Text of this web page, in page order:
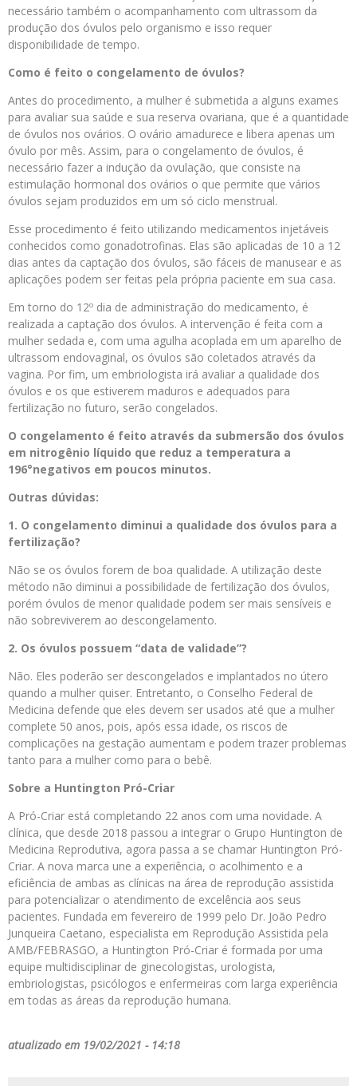
necessário também o acompanhamento com ultrassom da
produção dos óvulos pelo organismo e isso requer
disponibilidade de tempo.
Como é feito o congelamento de óvulos?
Antes do procedimento, a mulher é submetida a alguns exames
para avaliar sua saúde e sua reserva ovariana, que é a quantidade
de óvulos nos ovários. O ovário amadurece e libera apenas um
óvulo por mês. Assim, para o congelamento de óvulos, é
necessário fazer a indução da ovulação, que consiste na
estimulação hormonal dos ovários o que permite que vários
óvulos sejam produzidos em um só ciclo menstrual.
Esse procedimento é feito utilizando medicamentos injetáveis
conhecidos como gonadotrofinas. Elas são aplicadas de 10 a 12
dias antes da captação dos óvulos, são fáceis de manusear e as
aplicações podem ser feitas pela própria paciente em sua casa.
Em torno do 12º dia de administração do medicamento, é
realizada a captação dos óvulos. A intervenção é feita com a
mulher sedada e, com uma agulha acoplada em um aparelho de
ultrassom endovaginal, os óvulos são coletados através da
vagina. Por fim, um embriologista irá avaliar a qualidade dos
óvulos e os que estiverem maduros e adequados para
fertilização no futuro, serão congelados.
O congelamento é feito através da submersão dos óvulos
em nitrogênio líquido que reduz a temperatura a
196°negativos em poucos minutos.
Outras dúvidas:
1. O congelamento diminui a qualidade dos óvulos para a
fertilização?
Não se os óvulos forem de boa qualidade. A utilização deste
método não diminui a possibilidade de fertilização dos óvulos,
porém óvulos de menor qualidade podem ser mais sensíveis e
não sobreviverem ao descongelamento.
2. Os óvulos possuem “data de validade”?
Não. Eles poderão ser descongelados e implantados no útero
quando a mulher quiser. Entretanto, o Conselho Federal de
Medicina defende que eles devem ser usados até que a mulher
complete 50 anos, pois, após essa idade, os riscos de
complicações na gestação aumentam e podem trazer problemas
tanto para a mulher como para o bebê.
Sobre a Huntington Pró-Criar
A Pró-Criar está completando 22 anos com uma novidade. A
clínica, que desde 2018 passou a integrar o Grupo Huntington de
Medicina Reprodutiva, agora passa a se chamar Huntington Pró-
Criar. A nova marca une a experiência, o acolhimento e a
eficiência de ambas as clínicas na área de reprodução assistida
para potencializar o atendimento de excelência aos seus
pacientes. Fundada em fevereiro de 1999 pelo Dr. João Pedro
Junqueira Caetano, especialista em Reprodução Assistida pela
AMB/FEBRASGO, a Huntington Pró-Criar é formada por uma
equipe multidisciplinar de ginecologistas, urologista,
embriologistas, psicólogos e enfermeiras com larga experiência
em todas as áreas da reprodução humana.
atualizado em 19/02/2021 - 14:18